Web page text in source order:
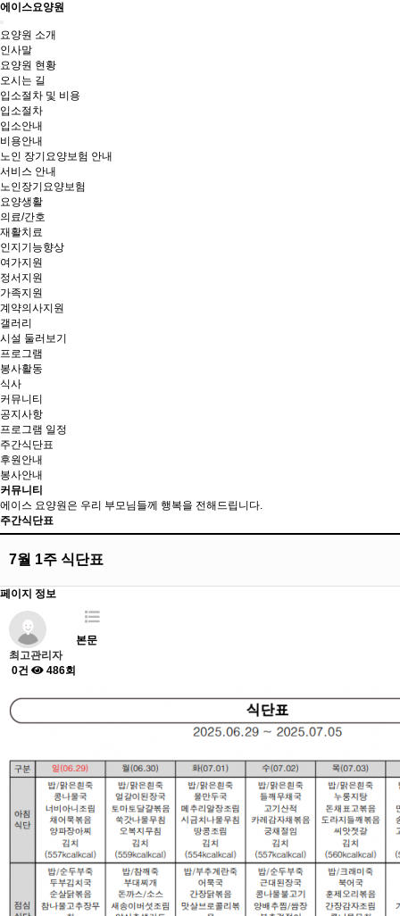
에이스요양원
Toggle
navigation
요양원 소개
인사말
요양원 현황
오시는 길
입소절차 및 비용
입소절차
입소안내
비용안내
노인 장기요양보험 안내
서비스 안내
노인장기요양보험
요양생활
의료/간호
재활치료
인지기능향상
여가지원
정서지원
가족지원
계약의사지원
갤러리
시설 둘러보기
프로그램
봉사활동
식사
커뮤니티
공지사항
프로그램 일정
주간식단표
후원안내
봉사안내
커뮤니티
에이스 요양원은 우리 부모님들께 행복을 전해드립니다.
주간식단표
7월 1주 식단표
페이지 정보
최고관리자
0건
486회
본문